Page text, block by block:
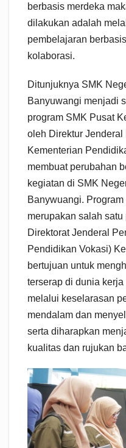
berbasis merdeka
dilakukan adalah
pembelajaran
kolaborasi.
Ditunjuknya SMK
Banyuwangi menjadi
program SMK Pusat
oleh Direktur
Kementerian
membuat perubahan
kegiatan di SMK
Banywuangi.
merupakan salah
Direktorat Jenderal
Pendidikan Vokasi)
bertujuan untuk
terserap di dunia
melalui keselarasan
mendalam dan
serta diharapkan
kualitas dan rujukan